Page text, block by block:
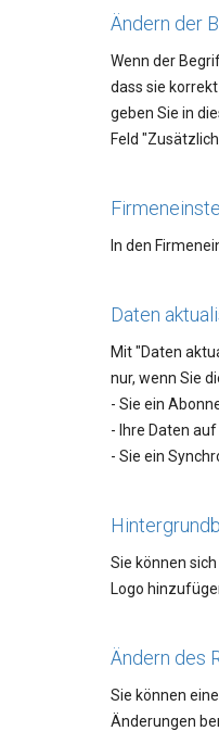
Ändern der
Wenn der
dass sie
geben Sie in
Feld
In den
Daten
Mit "Daten
nur, wenn Sie
- Sie ein
- Ihre Daten
- Sie ein
Sie können
Logo
Ändern des
Sie können
Änderungen